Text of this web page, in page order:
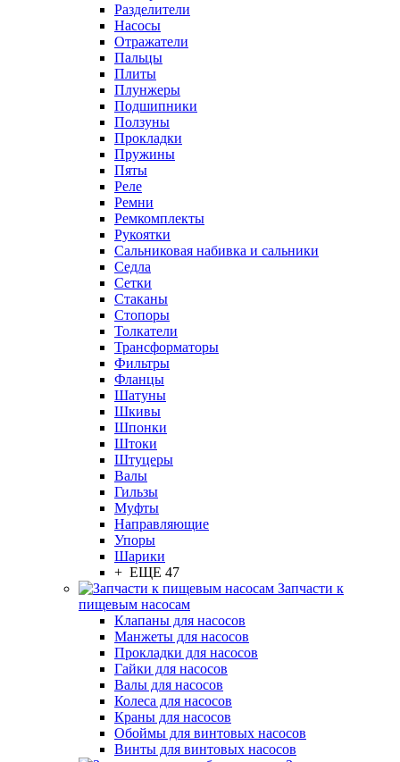
Разделители
Насосы
Отражатели
Пальцы
Плиты
Плунжеры
Подшипники
Ползуны
Прокладки
Пружины
Пяты
Реле
Ремни
Ремкомплекты
Рукоятки
Сальниковая набивка и сальники
Седла
Сетки
Стаканы
Стопоры
Толкатели
Трансформаторы
Фильтры
Фланцы
Шатуны
Шкивы
Шпонки
Штоки
Штуцеры
Валы
Гильзы
Муфты
Направляющие
Упоры
Шарики
+ ЕЩЕ 47
Запчасти к
пищевым насосам
Клапаны для насосов
Манжеты для насосов
Прокладки для насосов
Гайки для насосов
Валы для насосов
Колеса для насосов
Краны для насосов
Обоймы для винтовых насосов
Винты для винтовых насосов